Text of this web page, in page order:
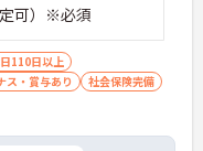
可）※必須
110日以上
ス・賞与あり
社会保険完備